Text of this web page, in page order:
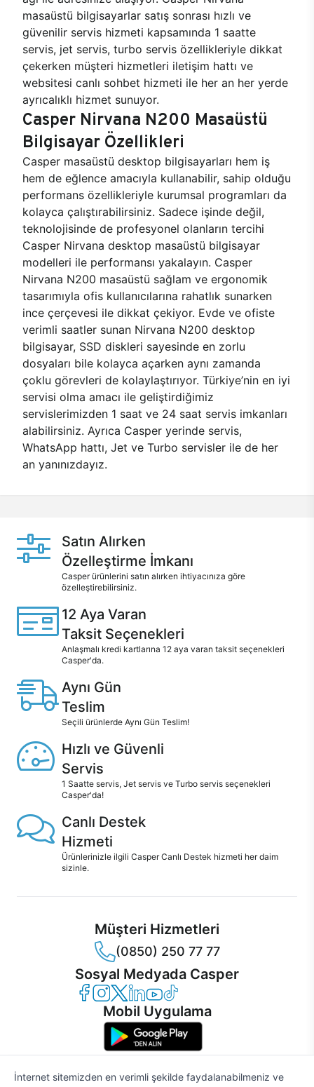
masaüstü bilgisayarlar satış sonrası hızlı ve
güvenilir servis hizmeti kapsamında 1 saatte
servis, jet servis, turbo servis özellikleriyle dikkat
çekerken müşteri hizmetleri iletişim hattı ve
websitesi canlı sohbet hizmeti ile her an her yerde
ayrıcalıklı hizmet sunuyor.
Casper Nirvana N200 Masaüstü
Bilgisayar Özellikleri
Casper masaüstü desktop bilgisayarları hem iş
hem de eğlence amacıyla kullanabilir, sahip olduğu
performans özellikleriyle kurumsal programları da
kolayca çalıştırabilirsiniz. Sadece işinde değil,
teknolojisinde de profesyonel olanların tercihi
Casper Nirvana desktop masaüstü bilgisayar
modelleri ile performansı yakalayın. Casper
Nirvana N200 masaüstü sağlam ve ergonomik
tasarımıyla ofis kullanıcılarına rahatlık sunarken
ince çerçevesi ile dikkat çekiyor. Evde ve ofiste
verimli saatler sunan Nirvana N200 desktop
bilgisayar, SSD diskleri sayesinde en zorlu
dosyaları bile kolayca açarken aynı zamanda
çoklu görevleri de kolaylaştırıyor. Türkiye’nin en iyi
servisi olma amacı ile geliştirdiğimiz
servislerimizden 1 saat ve 24 saat servis imkanları
alabilirsiniz. Ayrıca Casper yerinde servis,
WhatsApp hattı, Jet ve Turbo servisler ile de her
an yanınızdayız.
Satın Alırken
Özelleştirme İmkanı
Casper ürünlerini satın alırken ihtiyacınıza göre
özelleştirebilirsiniz.
12 Aya Varan
Taksit Seçenekleri
Anlaşmalı kredi kartlarına 12 aya varan taksit seçenekleri
Casper'da.
Aynı Gün
Teslim
Seçili ürünlerde Aynı Gün Teslim!
Hızlı ve Güvenli
Servis
1 Saatte servis, Jet servis ve Turbo servis seçenekleri
Casper'da!
Canlı Destek
Hizmeti
Ürünlerinizle ilgili Casper Canlı Destek hizmeti her daim
sizinle.
Müşteri Hizmetleri
(0850) 250 77 77
Sosyal Medyada Casper
Casper Facebook
Casper Instagram
Casper Twitter
Casper LinkedIn
Casper YouTube
Casper TikTok
Mobil Uygulama
İnternet sitemizden en verimli şekilde faydalanabilmeniz ve